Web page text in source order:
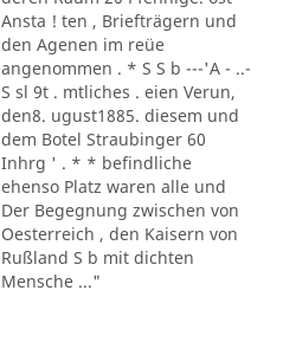
Ansta ! ten , Briefträgern und
den Agenen im reüe
angenommen . * S S b ---'A - ..-
S sl 9t . mtliches . eien Verun,
den8. ugust1885. diesem und
dem Botel Straubinger 60
Inhrg ' . * * befindliche
ehenso Platz waren alle und
Der Begegnung zwischen von
Oesterreich , den Kaisern von
Rußland S b mit dichten
Mensche ..."